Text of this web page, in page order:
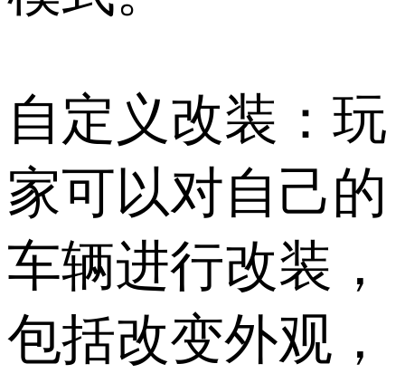
自定义改装：玩
家可以对自己的
车辆进行改装，
包括改变外观，